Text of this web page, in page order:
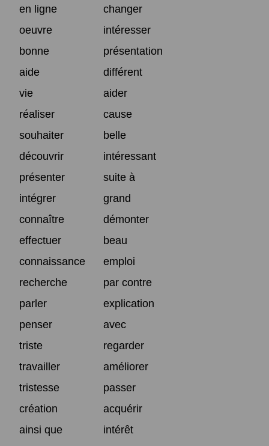
en ligne
changer
oeuvre
intéresser
bonne
présentation
aide
différent
vie
aider
réaliser
cause
souhaiter
belle
découvrir
intéressant
présenter
suite à
intégrer
grand
connaître
démonter
effectuer
beau
connaissance
emploi
recherche
par contre
parler
explication
penser
avec
triste
regarder
travailler
améliorer
tristesse
passer
création
acquérir
ainsi que
intérêt